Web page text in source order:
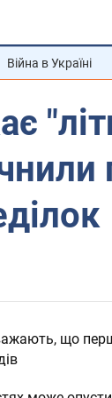
Війна в Україні
що